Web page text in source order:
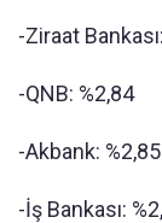
-Ziraat
-QNB: %2,84
-Akbank: %2,85
-İş Bankası: